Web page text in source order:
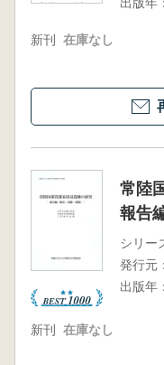
中期の地
新刊 在庫なし
常陸
報告
シリー
発行元：
出版年：
新刊 在庫なし